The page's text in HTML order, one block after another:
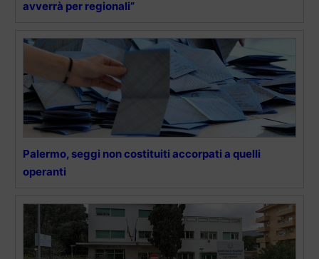
avverrà per regionali”
Palermo, seggi non costituiti accorpati a quelli
operanti